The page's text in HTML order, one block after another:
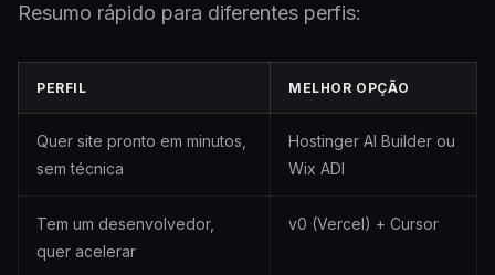
Resumo rápido para diferentes perfis:
PERFIL MELHOR OPÇÃO
Quer site pronto em minutos,
sem técnica
Hostinger AI Builder ou
Wix ADI
Tem um desenvolvedor,
quer acelerar
v0 (Vercel) + Cursor